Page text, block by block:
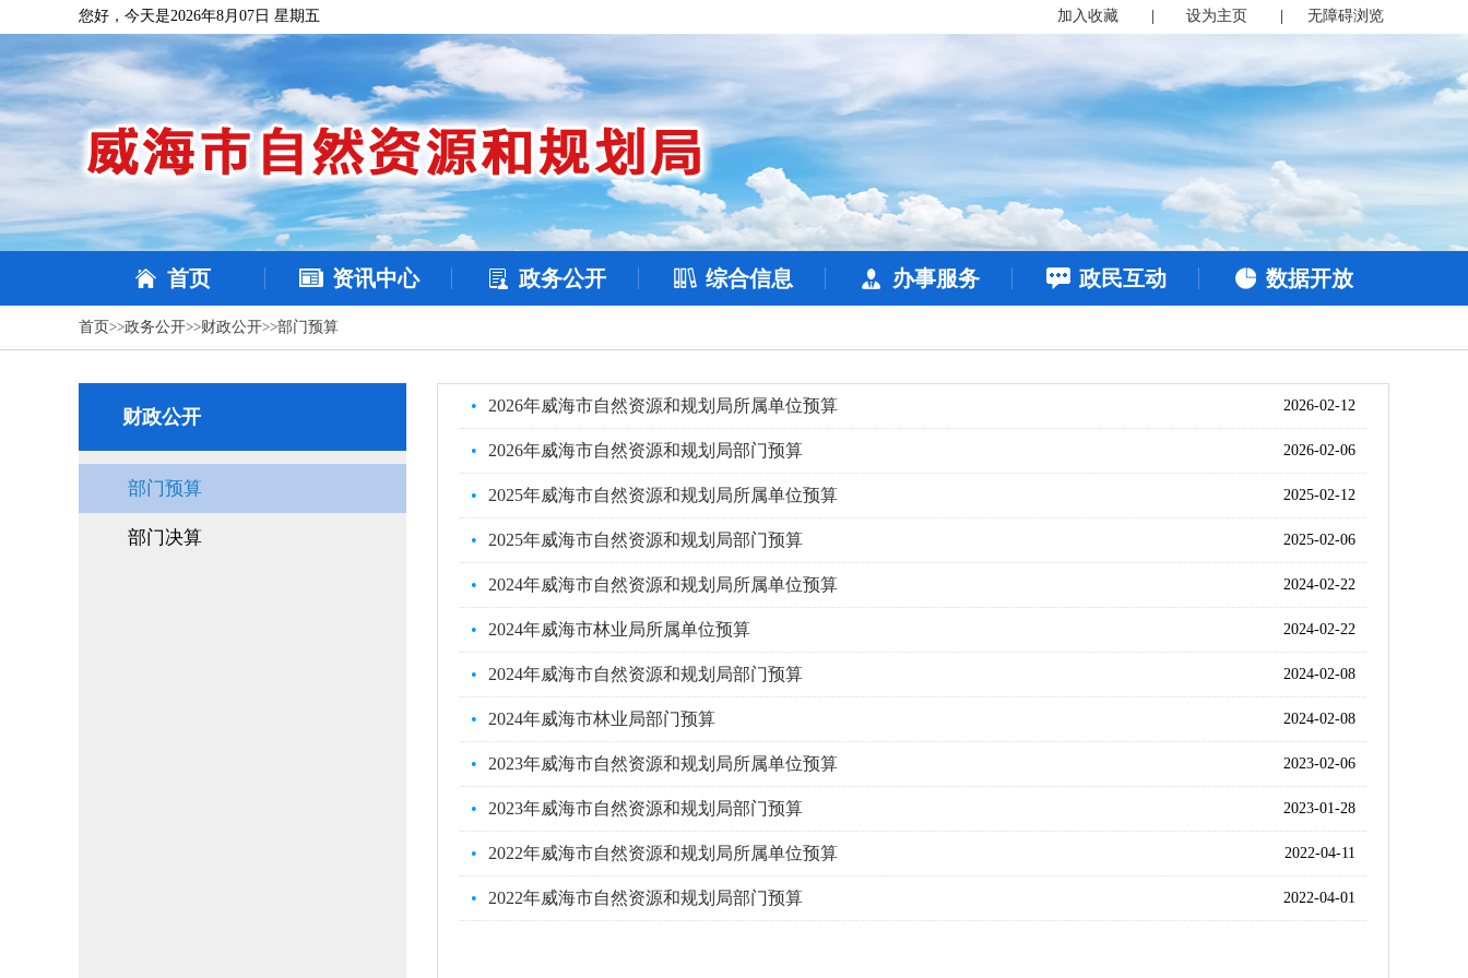
您好，今天是2026年8月07日 星期五 加入收藏 设为主页 无障碍浏览
首页 资讯中心 政务公开 综合信息 办事服务 政民互动 数据开放
首页>>政务公开>>财政公开>>部门预算
财政公开
部门预算
部门决算
• 2026年威海市自然资源和规划局所属单位预算 2026-02-12
• 2026年威海市自然资源和规划局部门预算 2026-02-06
• 2025年威海市自然资源和规划局所属单位预算 2025-02-12
• 2025年威海市自然资源和规划局部门预算 2025-02-06
• 2024年威海市自然资源和规划局所属单位预算 2024-02-22
• 2024年威海市林业局所属单位预算 2024-02-22
• 2024年威海市自然资源和规划局部门预算 2024-02-08
• 2024年威海市林业局部门预算 2024-02-08
• 2023年威海市自然资源和规划局所属单位预算 2023-02-06
• 2023年威海市自然资源和规划局部门预算 2023-01-28
• 2022年威海市自然资源和规划局所属单位预算 2022-04-11
• 2022年威海市自然资源和规划局部门预算 2022-04-01